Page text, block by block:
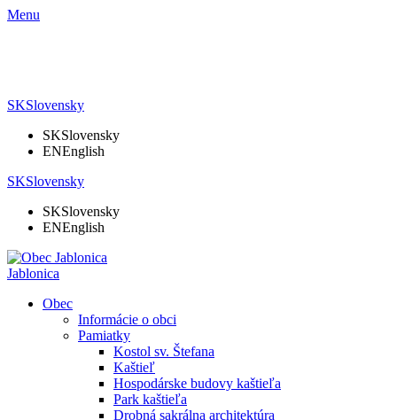
Menu
SKSlovensky
SKSlovensky
ENEnglish
SKSlovensky
SKSlovensky
ENEnglish
Jablonica
Obec
Informácie o obci
Pamiatky
Kostol sv. Štefana
Kaštieľ
Hospodárske budovy kaštieľa
Park kaštieľa
Drobná sakrálna architektúra